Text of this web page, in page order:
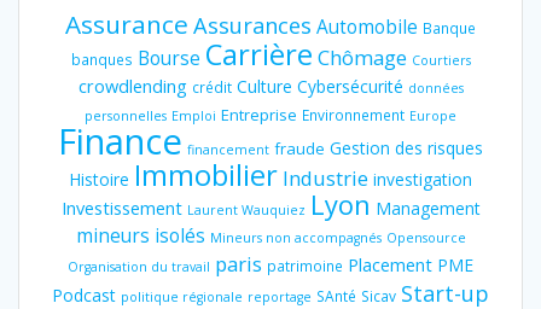
Assurance Assurances Automobile Banque
banques Bourse Carrière Chômage Courtiers
crowdlending crédit Culture Cybersécurité données
personnelles Emploi Entreprise Environnement Europe
Finance financement fraude Gestion des risques
Histoire Immobilier Industrie investigation
Investissement Laurent Wauquiez Lyon Management
mineurs isolés Mineurs non accompagnés Opensource
Organisation du travail paris patrimoine Placement PME
Podcast politique régionale reportage SAnté Sicav Start-up